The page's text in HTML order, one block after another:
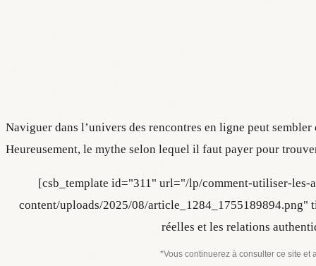
Naviguer dans l’univers des rencontres en ligne peut
Heureusement, le mythe selon lequel il faut payer pour
[csb_template id="311" url="/lp/comment-utiliser-les-
content/uploads/2025/08/
réelles et les relations
*Vous continuerez à consulter ce site